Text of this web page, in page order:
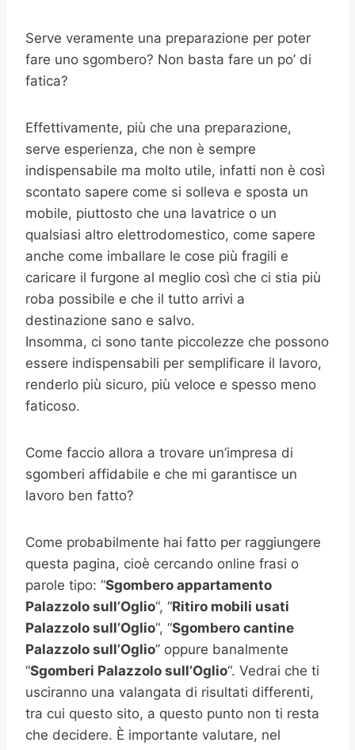
Serve veramente una preparazione per poter
fare uno sgombero? Non basta fare un po’ di
fatica?
Effettivamente, più che una preparazione,
serve esperienza, che non è sempre
indispensabile ma molto utile, infatti non è così
scontato sapere come si solleva e sposta un
mobile, piuttosto che una lavatrice o un
qualsiasi altro elettrodomestico, come sapere
anche come imballare le cose più fragili e
caricare il furgone al meglio così che ci stia più
roba possibile e che il tutto arrivi a
destinazione sano e salvo.
Insomma, ci sono tante piccolezze che possono
essere indispensabili per semplificare il lavoro,
renderlo più sicuro, più veloce e spesso meno
faticoso.
Come faccio allora a trovare un’impresa di
sgomberi affidabile e che mi garantisce un
lavoro ben fatto?
Come probabilmente hai fatto per raggiungere
questa pagina, cioè cercando online frasi o
parole tipo: “Sgombero appartamento
Palazzolo sull’Oglio“, “Ritiro mobili usati
Palazzolo sull’Oglio“, “Sgombero cantine
Palazzolo sull’Oglio” oppure banalmente
“Sgomberi Palazzolo sull’Oglio“. Vedrai che ti
usciranno una valangata di risultati differenti,
tra cui questo sito, a questo punto non ti resta
che decidere. È importante valutare, nel